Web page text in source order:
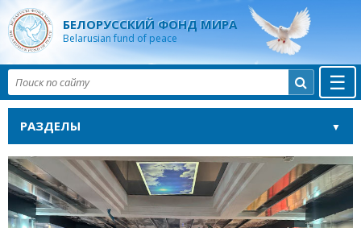
БЕЛОРУССКИЙ ФОНД МИРА
Belarusian fund of peace
☰

РАЗДЕЛЫ